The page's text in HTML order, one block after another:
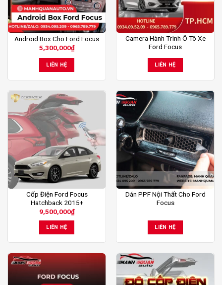
Android Box Cho Ford Focus
5,300,000₫
LIÊN HỆ
Camera Hành Trình Ô Tô Xe
Ford Focus
LIÊN HỆ
Cốp Điện Ford Focus
Hatchback 2015+
9,500,000₫
LIÊN HỆ
Dán PPF Nội Thất Cho Ford
Focus
LIÊN HỆ